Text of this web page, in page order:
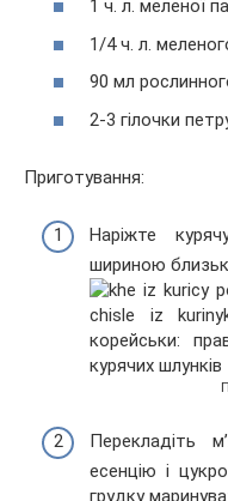
1 ч. л. меленої
1/4 ч. л.
90 мл
2-3 гілочки
Приготування:
Наріжте
шириною
Перекладіть
есенцію і
грудку